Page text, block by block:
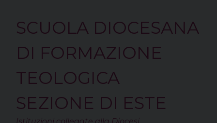
SCUOLA DIOCESANA
DI FORMAZIONE
TEOLOGICA
SEZIONE DI ESTE